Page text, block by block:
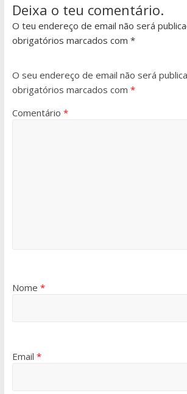
Deixa o teu comentário.
O teu endereço de email não será
obrigatórios marcados com *
O seu endereço de email não será
obrigatórios marcados com *
Comentário *
Nome *
Email *